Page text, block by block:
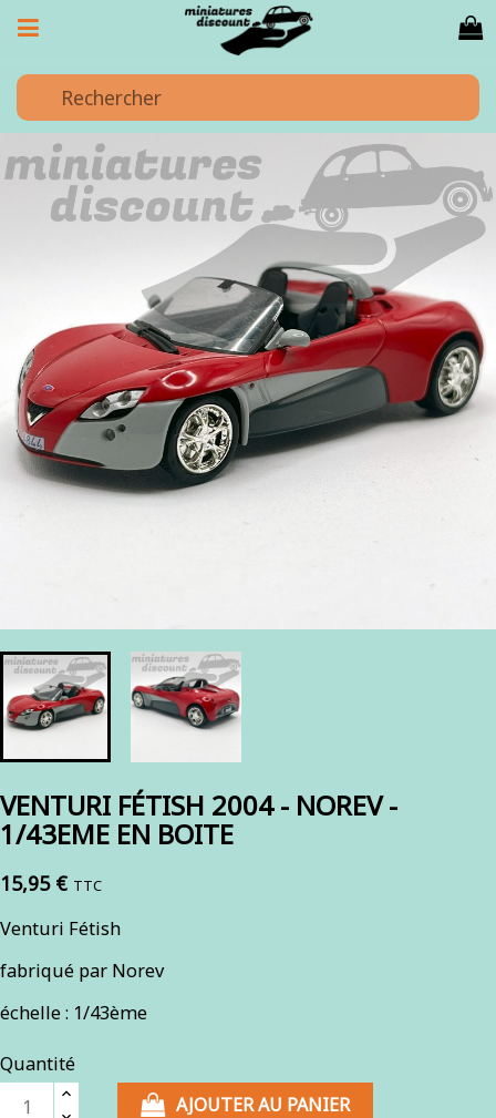
VENTURI FÉTISH 2004 - NOREV -
1/43EME EN BOITE
15,95 € TTC
Venturi Fétish
fabriqué par Norev
échelle : 1/43ème
Quantité
AJOUTER AU PANIER